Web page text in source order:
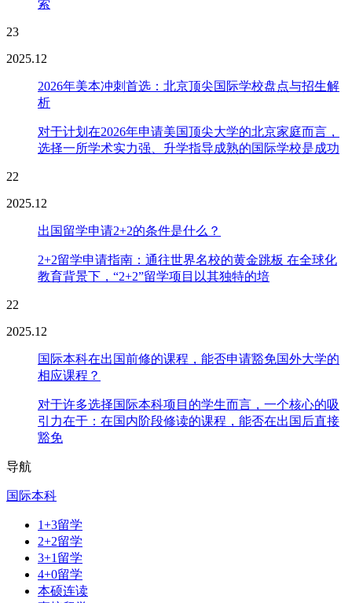
索
23
2025.12
2026年美本冲刺首选：北京顶尖国际学校盘点与招生解
析
对于计划在2026年申请美国顶尖大学的北京家庭而言，
选择一所学术实力强、升学指导成熟的国际学校是成功
22
2025.12
出国留学申请2+2的条件是什么？
2+2留学申请指南：通往世界名校的黄金跳板 在全球化
教育背景下，“2+2”留学项目以其独特的培
22
2025.12
国际本科在出国前修的课程，能否申请豁免国外大学的
相应课程？
对于许多选择国际本科项目的学生而言，一个核心的吸
引力在于：在国内阶段修读的课程，能否在出国后直接
豁免
导航
国际本科
1+3留学
2+2留学
3+1留学
4+0留学
本硕连读